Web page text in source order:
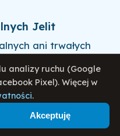
Jelit
ani trwałych
jelit.
analizy ruchu (Google
Pixel). Więcej w
.
Akceptuję